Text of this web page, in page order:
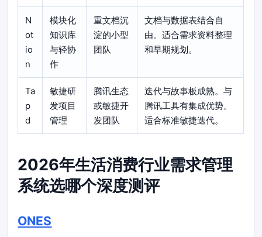
N
ot
io
n
模块化
知识库
与轻协
作
重文档沉
淀的小型
团队
文档与数据表结合自
由。适合需求资料整理
和早期规划。
Ta
p
d
敏捷研
发项目
管理
腾讯生态
或敏捷开
发团队
迭代与故事板成熟。与
腾讯工具有集成优势。
适合标准敏捷迭代。
2026年生活消费行业需求管理
系统选哪个深度测评
ONES